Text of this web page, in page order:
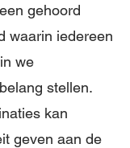
gehoord
waarin iedereen
we
stellen.
kan
geven aan de